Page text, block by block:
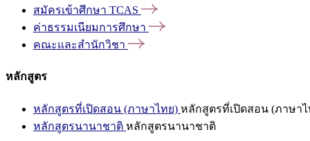
สมัครเข้าศึกษา TCAS
ค่าธรรมเนียมการศึกษา
คณะและสำนักวิชา
หลักสูตร
หลักสูตรที่เปิดสอน (ภาษาไทย) หลักสูตรที่เปิดสอน (ภาษาไ
หลักสูตรนานาชาติ หลักสูตรนานาชาติ